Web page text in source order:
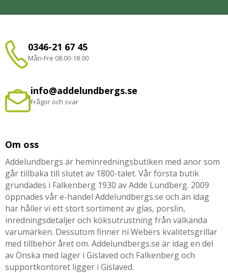
0346-21 67 45
Mån-Fre 08.00-18.00
info@addelundbergs.se
Frågor och svar
Om oss
Addelundbergs är heminredningsbutiken med anor som
går tillbaka till slutet av 1800-talet. Vår första butik
grundades i Falkenberg 1930 av Adde Lundberg. 2009
öppnades vår e-handel Addelundbergs.se och än idag
har håller vi ett stort sortiment av glas, porslin,
inredningsdetaljer och köksutrustning från välkända
varumärken. Dessutom finner ni Webers kvalitetsgrillar
med tillbehör året om. Addelundbergs.se är idag en del
av Önska med lager i Gislaved och Falkenberg och
supportkontoret ligger i Gislaved.